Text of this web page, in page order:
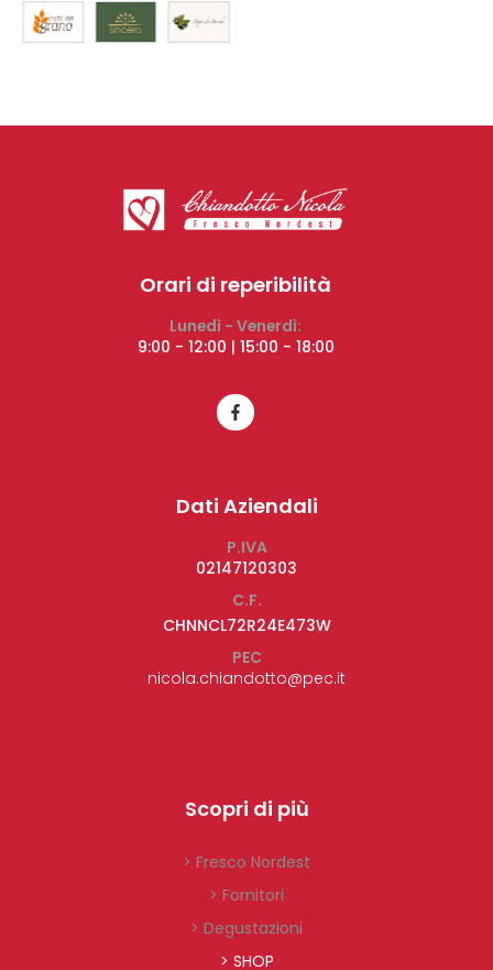
Orari di reperibilità
Lunedì - Venerdì:
9:00 - 12:00 | 15:00 - 18:00
Dati Aziendali
P.IVA
02147120303
C.F.
CHNNCL72R24E473W
PEC
nicola.chiandotto@pec.it
Scopri di più
> Fresco Nordest
> Fornitori
> Degustazioni
> SHOP